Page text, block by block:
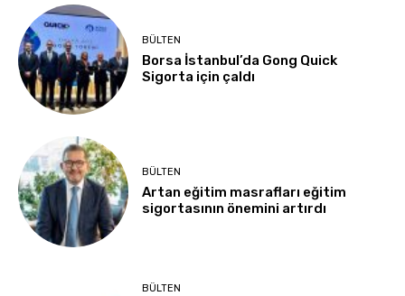
BÜLTEN
Borsa İstanbul’da Gong Quick
Sigorta için çaldı
BÜLTEN
Artan eğitim masrafları eğitim
sigortasının önemini artırdı
BÜLTEN